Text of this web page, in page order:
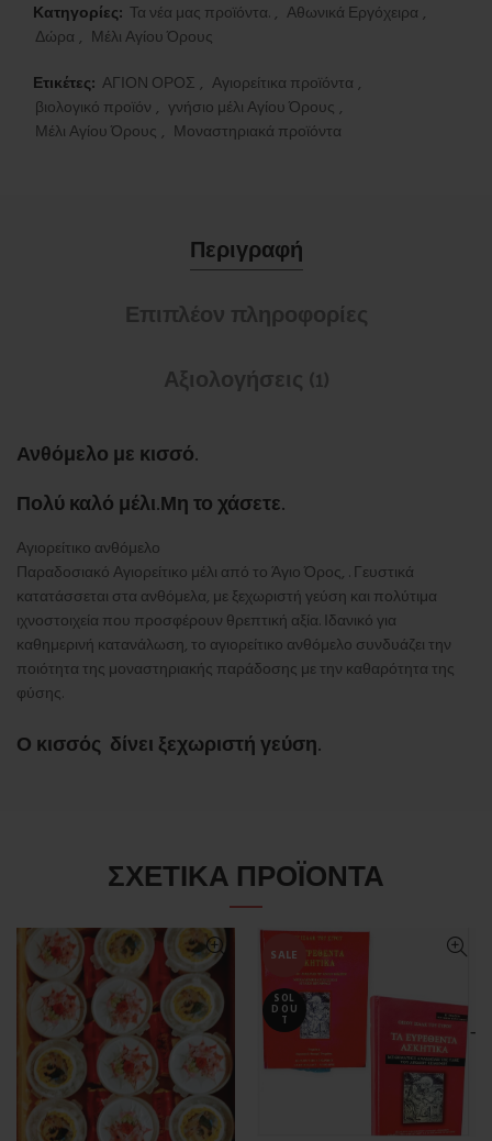
Κατηγορίες: Τα νέα μας προϊόντα., Αθωνικά Εργόχειρα ,
Δώρα , Μέλι Αγίου Όρους
Ετικέτες: ΑΓΙΟΝ ΟΡΟΣ , Αγιορείτικα προϊόντα ,
βιολογικό προϊόν , γνήσιο μέλι Αγίου Όρους ,
Μέλι Αγίου Όρους , Μοναστηριακά προϊόντα
Περιγραφή
Επιπλέον πληροφορίες
Αξιολογήσεις (1)
Ανθόμελο με κισσό.
Πολύ καλό μέλι.Μη το χάσετε.
Αγιορείτικο ανθόμελο
Παραδοσιακό Αγιορείτικο μέλι από το Άγιο Όρος, . Γευστικά
κατατάσσεται στα ανθόμελα, με ξεχωριστή γεύση και πολύτιμα
ιχνοστοιχεία που προσφέρουν θρεπτική αξία. Ιδανικό για
καθημερινή κατανάλωση, το αγιορείτικο ανθόμελο συνδυάζει την
ποιότητα της μοναστηριακής παράδοσης με την καθαρότητα της
φύσης.
Ο κισσός δίνει ξεχωριστή γεύση.
ΣΧΕΤΙΚΆ ΠΡΟΪΌΝΤΑ
SALE
SOL
D OU
T